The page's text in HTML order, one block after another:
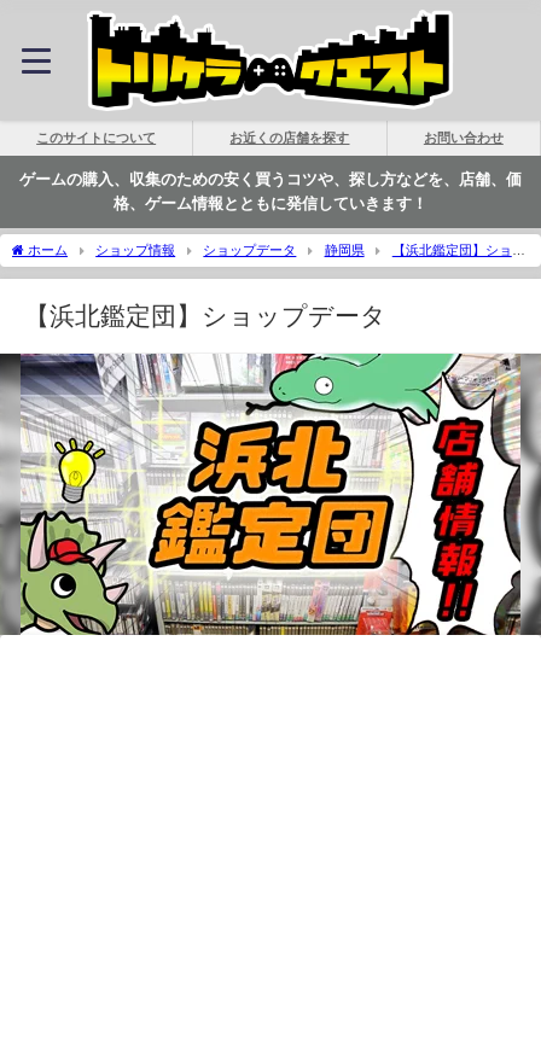
このサイトについて お近くの店舗を探す お問い合わせ
ゲームの購入、収集のための安く買うコツや、探し方などを、店舗、価
格、ゲーム情報とともに発信していきます！
ホーム ショップ情報 ショップデータ 静岡県
【浜北鑑定団】ショッ
プデータ | トリケラクエスト
【浜北鑑定団】ショップデータ